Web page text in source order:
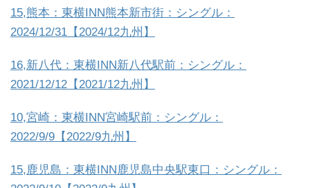
15,熊本：東横INN熊本新市街：シングル：
2024/12/31【2024/12九州】
16,新八代：東横INN新八代駅前：シングル：
2021/12/12【2021/12九州】
10,宮崎：東横INN宮崎駅前：シングル：
2022/9/9【2022/9九州】
15,鹿児島：東横INN鹿児島中央駅東口：シングル：